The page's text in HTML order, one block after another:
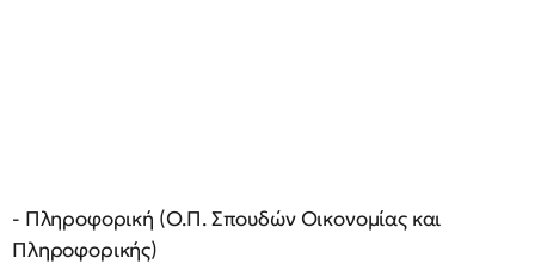
- Πληροφορική (Ο.Π. Σπουδών Οικονομίας και
Πληροφορικής)